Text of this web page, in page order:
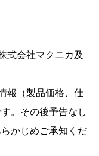
式会社マクニカ及
報（製品価格、仕
。その後予告なし
かじめご承知くだ